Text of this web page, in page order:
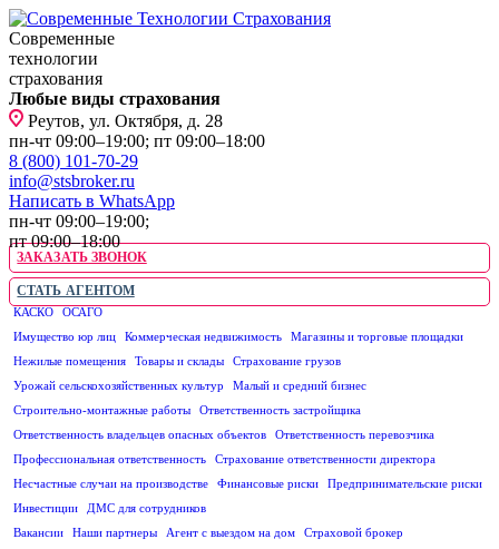
Современные
технологии
страхования
Любые виды страхования
Реутов, ул. Октября, д. 28
пн-чт 09:00–19:00; пт 09:00–18:00
8 (800) 101-70-29
info@stsbroker.ru
Написать в WhatsApp
пн-чт 09:00–19:00;
пт 09:00–18:00
ЗАКАЗАТЬ ЗВОНОК
СТАТЬ АГЕНТОМ
КАСКО ОСАГО
Имущество юр лиц
Коммерческая недвижимость
Магазины и торговые площадки
Нежилые помещения
Товары и склады
Страхование грузов
Урожай сельскохозяйственных культур
Малый и средний бизнес
Строительно-монтажные работы
Ответственность застройщика
Ответственность владельцев опасных объектов
Ответственность перевозчика
Профессиональная ответственность
Страхование ответственности директора
Несчастные случаи на производстве
Финансовые риски
Предпринимательские риски
Инвестиции
ДМС для сотрудников
Вакансии
Наши партнеры Агент с выездом на дом
Страховой брокер